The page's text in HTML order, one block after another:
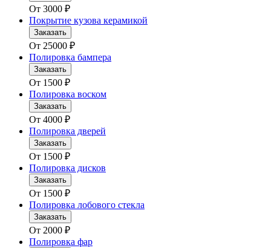
От 3000 ₽
Покрытие кузова керамикой
Заказать
От 25000 ₽
Полировка бампера
Заказать
От 1500 ₽
Полировка воском
Заказать
От 4000 ₽
Полировка дверей
Заказать
От 1500 ₽
Полировка дисков
Заказать
От 1500 ₽
Полировка лобового стекла
Заказать
От 2000 ₽
Полировка фар